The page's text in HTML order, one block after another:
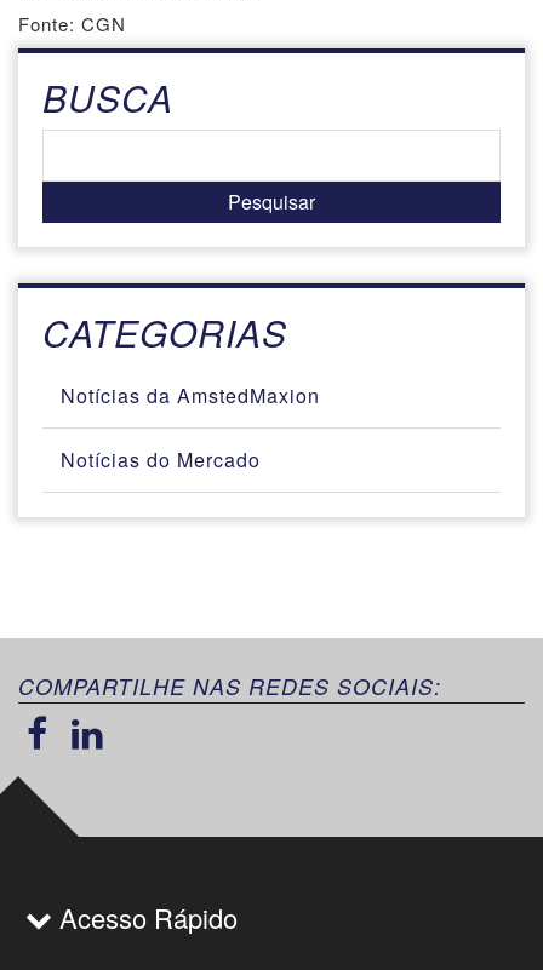
Fonte: CGN
BUSCA
CATEGORIAS
Notícias da AmstedMaxion
Notícias do Mercado
COMPARTILHE NAS REDES SOCIAIS:
Acesso Rápido